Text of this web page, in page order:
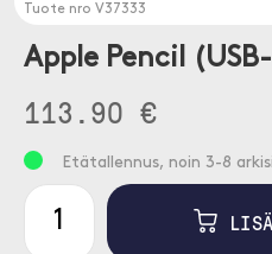
Tuote nro V37333
Apple Pencil
113.90 €
Etätallennus, noin 3-8